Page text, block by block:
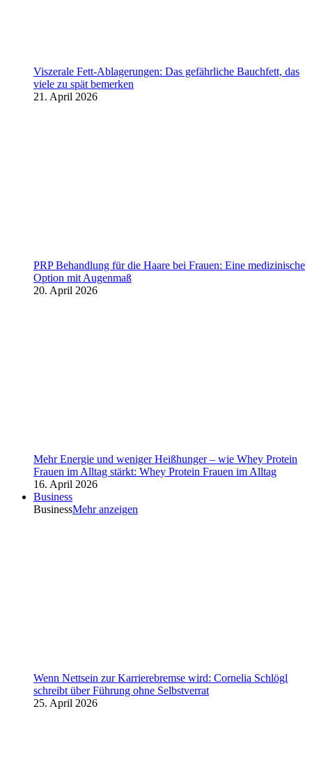
Viszerale Fett-Ablagerungen: Das gefährliche Bauchfett, das
viele zu spät bemerken
21. April 2026
PRP Behandlung für die Haare bei Frauen: Eine medizinische
Option mit Augenmaß
20. April 2026
Mehr Energie und weniger Heißhunger – wie Whey Protein
Frauen im Alltag stärkt: Whey Protein Frauen im Alltag
16. April 2026
Business
BusinessMehr anzeigen
Wenn Nettsein zur Karrierebremse wird: Cornelia Schlögl
schreibt über Führung ohne Selbstverrat
25. April 2026